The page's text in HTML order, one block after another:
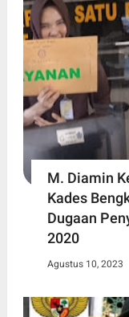
M. Diamin
Kades
Dugaan
2020
Agustus 10, 2023